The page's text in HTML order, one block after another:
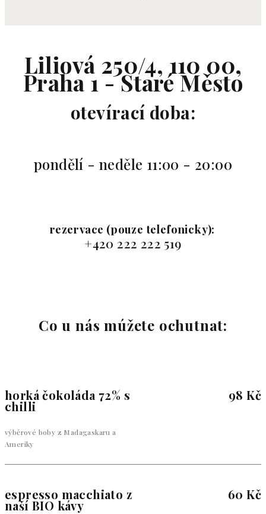
Liliová 250/4, 110 00,
Praha 1 - Staré Město
otevírací doba:
pondělí - neděle 11:00 - 20:00
rezervace (pouze telefonicky):
+420 222 222 519
Co u nás múžete ochutnat:
horká čokoláda 72% s
chilli
výběrové boby z Madagaskaru a
Ameriky
98 Kč
espresso macchiato z
naší BIO kávy
60 Kč